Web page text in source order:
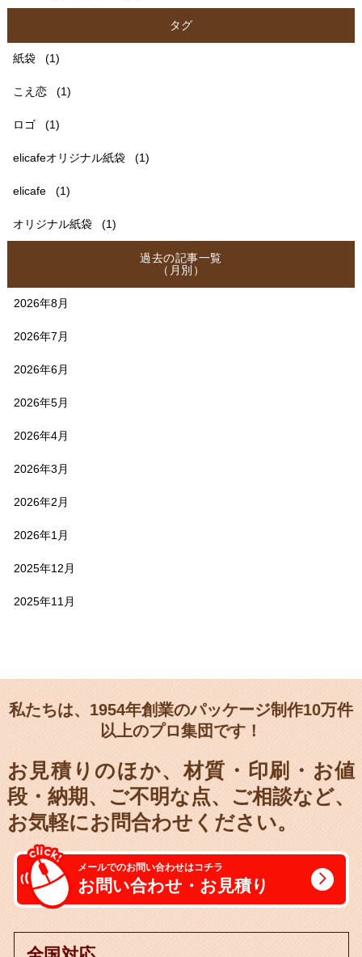
タグ
紙袋 (1)
こえ恋 (1)
ロゴ (1)
elicafeオリジナル紙袋 (1)
elicafe (1)
オリジナル紙袋 (1)
過去の記事一覧
（月別）
2026年8月
2026年7月
2026年6月
2026年5月
2026年4月
2026年3月
2026年2月
2026年1月
2025年12月
2025年11月
私たちは、1954年創業のパッケージ制作10万件
以上のプロ集団です！
お見積りのほか、材質・印刷・お値
段・納期、
ご不明な点、ご相談など、
お気軽にお問合わせください。
メールでのお問い合わせはコチラ
お問い合わせ・お見積り